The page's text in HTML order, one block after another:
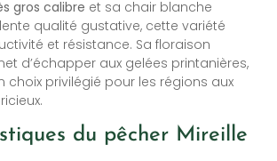
gros calibre et sa chair blanche
qualité gustative, cette variété
et résistance. Sa floraison
d’échapper aux gelées printanières,
choix privilégié pour les régions aux
du pêcher Mireille